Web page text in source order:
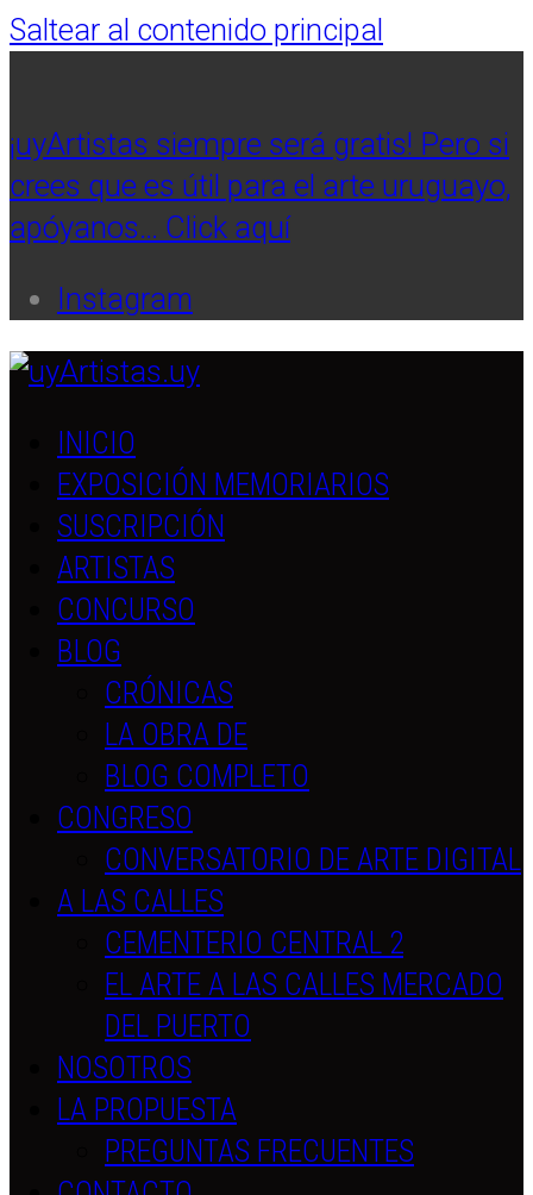
Saltear al contenido principal
¡uyArtistas siempre será gratis! Pero si
crees que es útil para el arte uruguayo,
apóyanos… Click aquí
Instagram
INICIO
EXPOSICIÓN MEMORIARIOS
SUSCRIPCIÓN
ARTISTAS
CONCURSO
BLOG
CRÓNICAS
LA OBRA DE
BLOG COMPLETO
CONGRESO
CONVERSATORIO DE ARTE DIGITAL
A LAS CALLES
CEMENTERIO CENTRAL 2
EL ARTE A LAS CALLES MERCADO
DEL PUERTO
NOSOTROS
LA PROPUESTA
PREGUNTAS FRECUENTES